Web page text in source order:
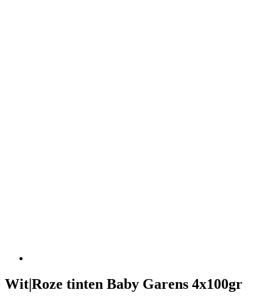
Wit|Roze tinten Baby Garens 4x100gr